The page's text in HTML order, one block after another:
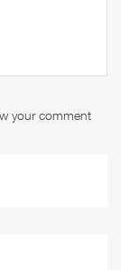
your comment